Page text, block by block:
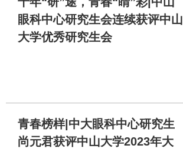
眼科中心研究生会连续获评中山
大学优秀研究生会
青春榜样|中大眼科中心研究生
尚元君获评中山大学2023年大